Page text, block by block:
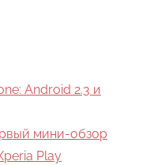
Android 2.3 и
мини-обзор
Play